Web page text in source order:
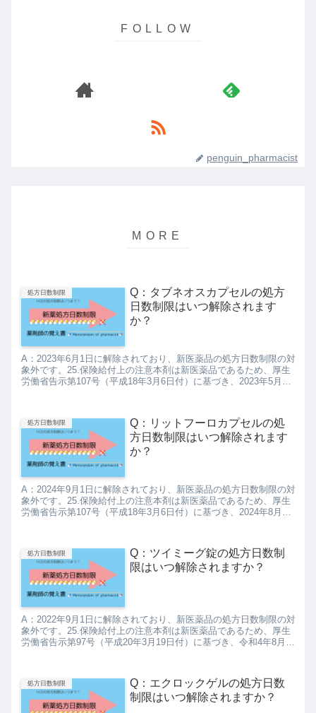
penguin_pharmacist
処方日数制限
Q：タブネオスカプセルの処方
日数制限はいつ解除されます
か？
A：2023年6月1日に解除されており、新医薬品の処方日数制限の対
象外です。25.保険給付上の注意本剤は新医薬品であるため、厚生
労働省告示第107号（平成18年3月6日付）に基づき、2023年5月末
処方日数制限
Q：リットフーロカプセルの処
方日数制限はいつ解除されます
か？
A：2024年9月1日に解除されており、新医薬品の処方日数制限の対
象外です。25.保険給付上の注意本剤は新医薬品であるため、厚生
労働省告示第107号（平成18年3月6日付）に基づき、2024年8月末
処方日数制限
Q：ツイミーグ錠の処方日数制
限はいつ解除されますか？
A：2022年9月1日に解除されており、新医薬品の処方日数制限の対
象外です。25.保険給付上の注意本剤は新医薬品であるため、厚生
労働省告示第97号（平成20年3月19日付）に基づき、令和4年8月末
処方日数制限
Q：エクロックゲルの処方日数
制限はいつ解除されますか？